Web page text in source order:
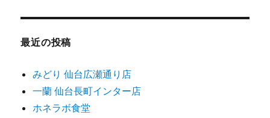
最近の投稿
みどり 仙台広瀬通り店
一蘭 仙台長町インター店
ホネラボ食堂